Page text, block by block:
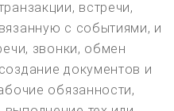
встречи,
с событиями, и
звонки, обмен
документов и
обязанности,